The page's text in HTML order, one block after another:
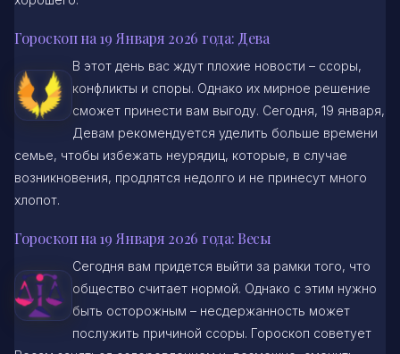
Гороскоп на 19 Января 2026 года: Дева
В этот день вас ждут плохие новости – ссоры,
конфликты и споры. Однако их мирное решение
сможет принести вам выгоду. Сегодня, 19 января,
Девам рекомендуется уделить больше времени
семье, чтобы избежать неурядиц, которые, в случае
возникновения, продлятся недолго и не принесут много
хлопот.
Гороскоп на 19 Января 2026 года: Весы
Сегодня вам придется выйти за рамки того, что
общество считает нормой. Однако с этим нужно
быть осторожным – несдержанность может
послужить причиной ссоры. Гороскоп советует